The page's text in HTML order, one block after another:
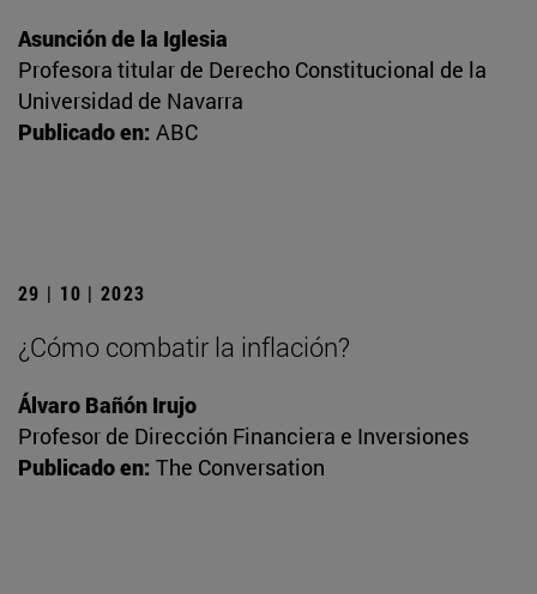
Asunción de la Iglesia
Profesora titular de Derecho Constitucional de la
Universidad de Navarra
Publicado en: ABC
29 | 10 | 2023
¿Cómo combatir la inflación?
Álvaro Bañón Irujo
Profesor de Dirección Financiera e Inversiones
Publicado en: The Conversation